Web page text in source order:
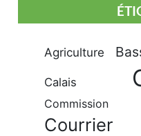
Agriculture
Calais
Commission
Courrier